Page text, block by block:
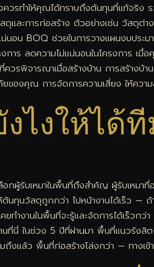
รทำให้คุณได้ทราบถึงต้นทุนที่แท้จริง
ดุและการก่อสร้าง ตัวอย่างเช่น วัสดุต่
น BOQ ช่วยในการวางแผนงบประม
งการ ลดความไม่แน่นอนในโครงการ เ
รพิจารณาเมื่อสร้างบ้าน การสร้างบ้า
ของคุณ การจัดการความเสี่ยง ให้คว
ไงให้ได้ที
กผู้รับเหมาในพื้นที่ถึงสำคัญ ผู้รับเหมาที่
นทุนวัสดุถูกกว่า ไปหน้างานได้เร็ว —
ำงานในพื้นที่จะรู้และจัดการได้เร็วกว่
ที่นี่ ในช่วง 5 ปีที่ผ่านมา พื้นที่แนวรังสิ
ถึงแล้ว พื้นที่ก่อสร้างโล่งกว่า — ทางเ